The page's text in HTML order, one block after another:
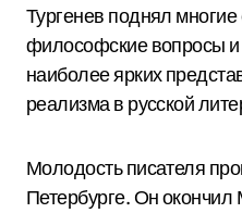
Тургенев поднял
философские вопросы и
наиболее ярких
реализма в русской
Молодость писателя
Петербурге. Он окончил